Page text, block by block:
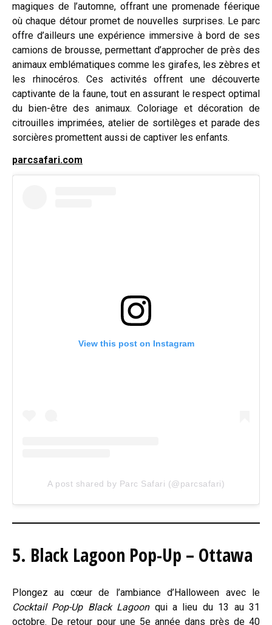
magiques de l’automne, offrant une promenade féerique
où chaque détour promet de nouvelles surprises. Le parc
offre d’ailleurs une expérience immersive à bord de ses
camions de brousse, permettant d’approcher de près des
animaux emblématiques comme les girafes, les zèbres et
les rhinocéros. Ces activités offrent une découverte
captivante de la faune, tout en assurant le respect optimal
du bien-être des animaux. Coloriage et décoration de
citrouilles imprimées, atelier de sortilèges et parade des
sorcières promettent aussi de captiver les enfants.
parcsafari.com
View this post on Instagram
A post shared by Parc Safari (@parcsafari)
5. Black Lagoon Pop-Up – Ottawa
Plongez au cœur de l’ambiance d’Halloween avec le
Cocktail Pop-Up Black Lagoonqui a lieu du 13 au 31
octobre. De retour pour une 5e année dans près de 40